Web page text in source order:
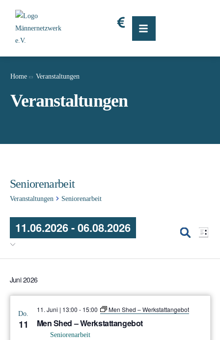
Home Veranstaltungen
Veranstaltungen
Seniorenarbeit
Veranstaltungen Seniorenarbeit
Liste
11.06.2026 - 06.08.2026
Datum
Juni 2026
Do.
11 Men Shed – Werkstattangebot
11. Juni | 13:00 - 15:00 Men Shed – Werkstattangebot
Seniorenarbeit